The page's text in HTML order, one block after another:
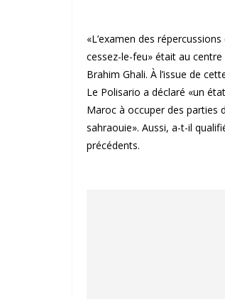
«L’examen des
cessez-le-feu» était au centre
Brahim Ghali. À l’issue de
Le Polisario a déclaré «un
Maroc à occuper des parties
sahraouie». Aussi, a-t-il
précédents.